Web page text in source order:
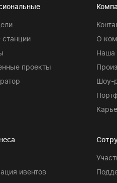
станции
проекты
О
Наша
Шоу-
ивентов